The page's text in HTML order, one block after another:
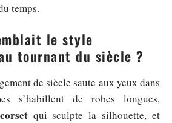
temps.
le style
tournant du siècle ?
de siècle saute aux yeux dans
s’habillent de robes longues,
corsetqui sculpte la silhouette, et